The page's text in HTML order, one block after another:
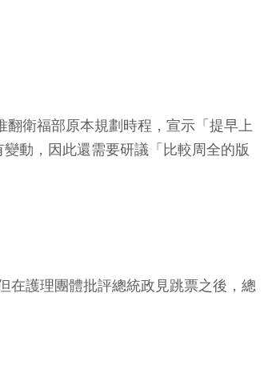
衛福部原本規劃時程，宣示「提早上
動，因此還需要研議「比較周全的版
在護理團體批評總統政見跳票之後，總